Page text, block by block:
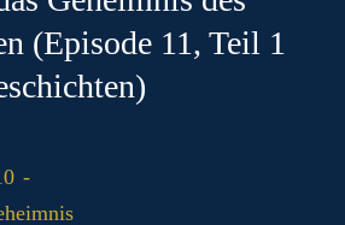
(Episode 11, Teil 1